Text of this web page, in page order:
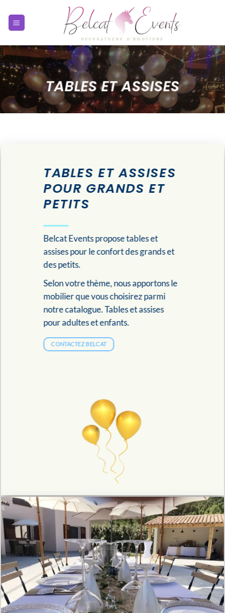
contenu
TABLES ET ASSISES
TABLES ET ASSISES
POUR GRANDS ET
PETITS
Belcat Events propose tables et
assises pour le confort des grands et
des petits.
Selon votre thème, nous apportons le
mobilier que vous choisirez parmi
notre catalogue. Tables et assises
pour adultes et enfants.
CONTACTEZ BELCAT